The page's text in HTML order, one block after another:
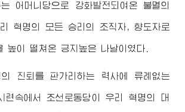
어머니당으로 강화발전되여온 불멸의
혁명의 모든 승리의 조직자, 향도자로
높이 떨쳐온 긍지높은 나날이였다.
의 진퇴를 판가리하는 력사에 류례없는
련속에서 조선로동당이 우리 혁명의 대